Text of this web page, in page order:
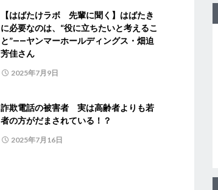
【はばたけラボ 先輩に聞く】はばたき
に必要なのは、“役に立ちたいと考えるこ
と”――ヤンマーホールディングス・畑迫
芳佳さん
2025年7月9日
詐欺電話の被害者 実は高齢者よりも若
者の方がだまされている！？
2025年7月16日